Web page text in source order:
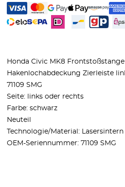
Honda Civic MK8
Hakenlochabdeckung Zierleiste
71109 SMG
Seite: links oder rechts
Farbe: schwarz
Neuteil
Technologie/Material:
OEM-Seriennummer: 71109 SMG